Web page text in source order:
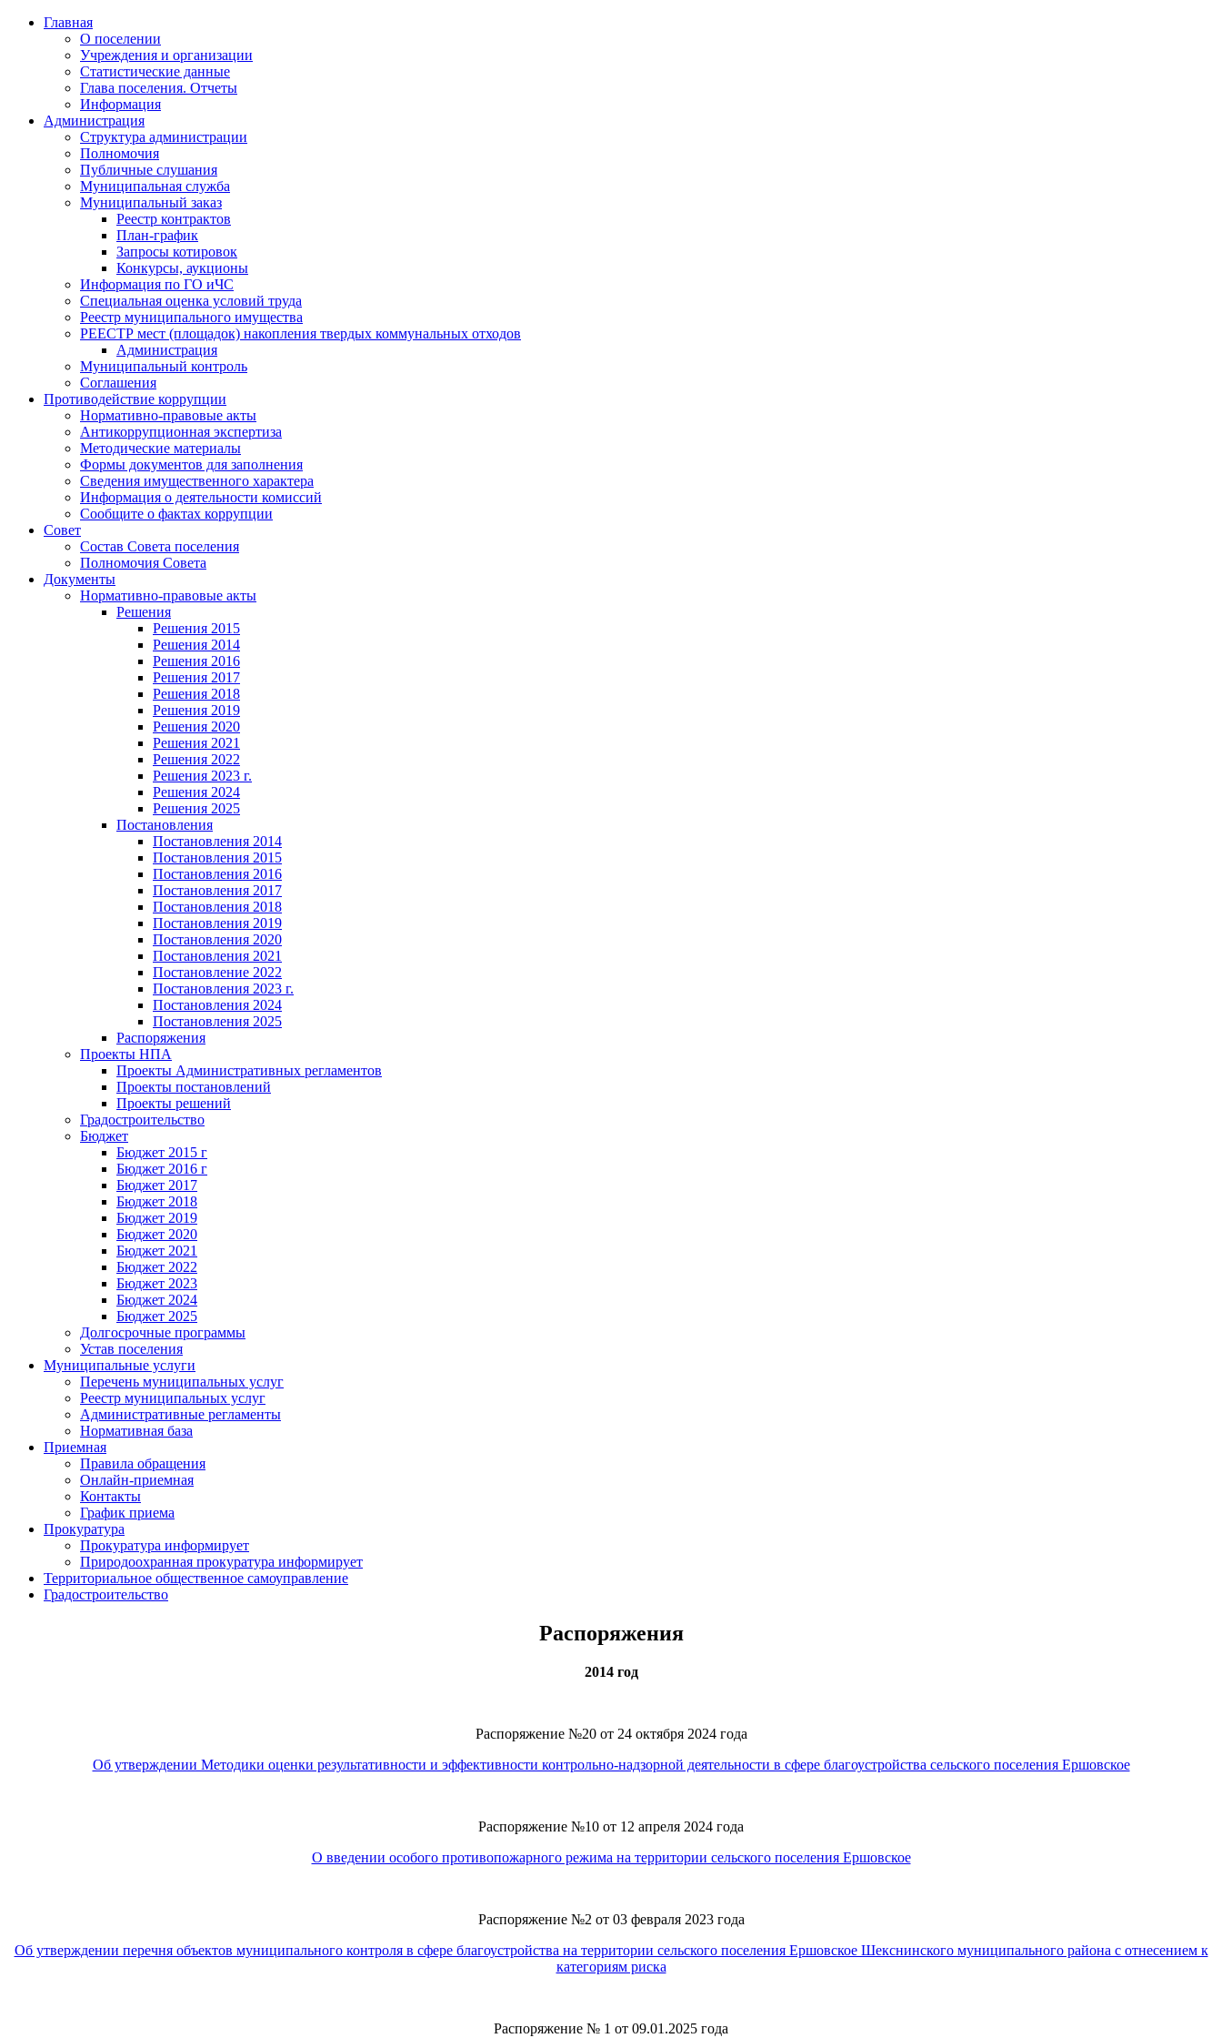
Главная
О поселении
Учреждения и организации
Статистические данные
Глава поселения. Отчеты
Информация
Администрация
Структура администрации
Полномочия
Публичные слушания
Муниципальная служба
Муниципальный заказ
Реестр контрактов
План-график
Запросы котировок
Конкурсы, аукционы
Информация по ГО иЧС
Специальная оценка условий труда
Реестр муниципального имущества
РЕЕСТР мест (площадок) накопления твердых коммунальных отходов
Администрация
Муниципальный контроль
Соглашения
Противодействие коррупции
Нормативно-правовые акты
Антикоррупционная экспертиза
Методические материалы
Формы документов для заполнения
Сведения имущественного характера
Информация о деятельности комиссий
Сообщите о фактах коррупции
Совет
Состав Совета поселения
Полномочия Совета
Документы
Нормативно-правовые акты
Решения
Решения 2015
Решения 2014
Решения 2016
Решения 2017
Решения 2018
Решения 2019
Решения 2020
Решения 2021
Решения 2022
Решения 2023 г.
Решения 2024
Решения 2025
Постановления
Постановления 2014
Постановления 2015
Постановления 2016
Постановления 2017
Постановления 2018
Постановления 2019
Постановления 2020
Постановления 2021
Постановление 2022
Постановления 2023 г.
Постановления 2024
Постановления 2025
Распоряжения
Проекты НПА
Проекты Административных регламентов
Проекты постановлений
Проекты решений
Градостроительство
Бюджет
Бюджет 2015 г
Бюджет 2016 г
Бюджет 2017
Бюджет 2018
Бюджет 2019
Бюджет 2020
Бюджет 2021
Бюджет 2022
Бюджет 2023
Бюджет 2024
Бюджет 2025
Долгосрочные программы
Устав поселения
Муниципальные услуги
Перечень муниципальных услуг
Реестр муниципальных услуг
Административные регламенты
Нормативная база
Приемная
Правила обращения
Онлайн-приемная
Контакты
График приема
Прокуратура
Прокуратура информирует
Природоохранная прокуратура информирует
Территориальное общественное самоуправление
Градостроительство
Распоряжения
2014 год
Распоряжение №20 от 24 октября 2024 года
Об утверждении Методики оценки результативности и эффективности контрольно-надзорной деятельности в сфере благоустройства сельского поселения Ершовское
Распоряжение №10 от 12 апреля 2024 года
О введении особого противопожарного режима на территории сельского поселения Ершовское
Распоряжение №2 от 03 февраля 2023 года
Об утверждении перечня объектов муниципального контроля в сфере благоустройства на территории сельского поселения Ершовское Шекснинского муниципального района с отнесением к
категориям риска
Распоряжение № 1 от 09.01.2025 года